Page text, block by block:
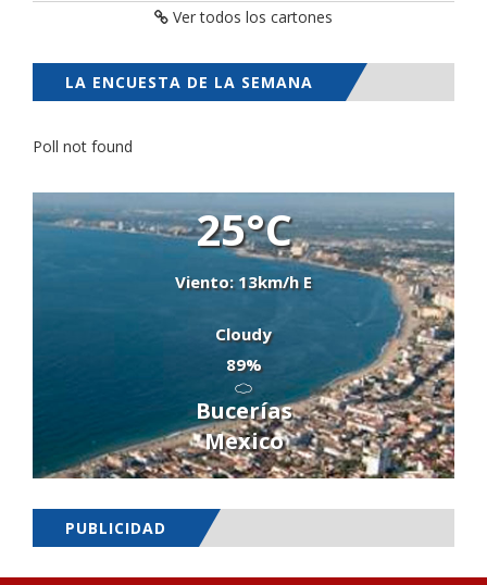
Ver todos los cartones
LA ENCUESTA DE LA SEMANA
Poll not found
25°C
Viento: 13km/h E
Cloudy
89%
Bucerías
Mexico
PUBLICIDAD